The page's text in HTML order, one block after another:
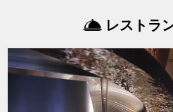
レストラ